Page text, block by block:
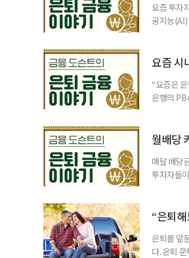
요즘 투자
공지능(AI)
투자자라
요즘 시
“요즘은
은행의
브에서 정
월배당
매달 배당
투자자들
에서도 월
“은퇴
은퇴를 앞
다. 은퇴